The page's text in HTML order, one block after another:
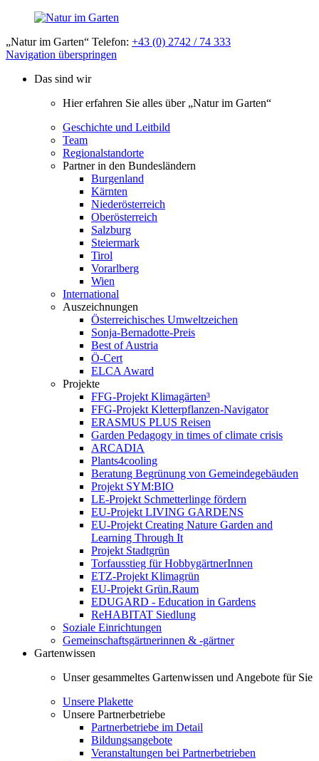
„Natur im Garten“ Telefon: +43 (0) 2742 / 74 333
Navigation überspringen
Das sind wir
Hier erfahren Sie alles über „Natur im Garten“
Geschichte und Leitbild
Team
Regionalstandorte
Partner in den Bundesländern
Burgenland
Kärnten
Niederösterreich
Oberösterreich
Salzburg
Steiermark
Tirol
Vorarlberg
Wien
International
Auszeichnungen
Österreichisches Umweltzeichen
Sonja-Bernadotte-Preis
Best of Austria
Ö-Cert
ELCA Award
Projekte
FFG-Projekt Klimagärten³
FFG-Projekt Kletterpflanzen-Navigator
ERASMUS PLUS Reisen
Garden Pedagogy in times of climate crisis
ARCADIA
Plants4cooling
Beratung Begrünung von Gemeindegebäuden
Projekt SYM:BIO
LE-Projekt Schmetterlinge fördern
EU-Projekt LIVING GARDENS
EU-Projekt Creating Nature Garden and
Learning Through It
Projekt Stadtgrün
Torfausstieg für HobbygärtnerInnen
ETZ-Projekt Klimagrün
EU-Projekt Grün.Raum
EDUGARD - Education in Gardens
ReHABITAT Siedlung
Soziale Einrichtungen
Gemeinschaftsgärtnerinnen & -gärtner
Gartenwissen
Unser gesammeltes Gartenwissen und Angebote für Sie
Unsere Plakette
Unsere Partnerbetriebe
Partnerbetriebe im Detail
Bildungsangebote
Veranstaltungen bei Partnerbetrieben